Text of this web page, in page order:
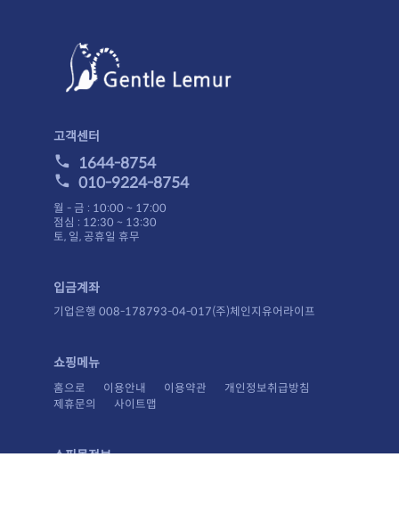
고객센터
1644-8754
010-9224-8754
월 - 금 : 10:00 ~ 17:00
점심 : 12:30 ~ 13:30
토, 일, 공휴일 휴무
입금계좌
기업은행 008-178793-04-017(주)체인지유어라이프
쇼핑메뉴
홈으로 이용안내 이용약관
개인정보취급방침
제휴문의
사이트맵
쇼핑몰정보